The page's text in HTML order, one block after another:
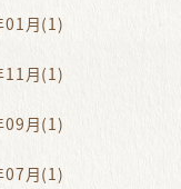
01月(1)
11月(1)
09月(1)
07月(1)